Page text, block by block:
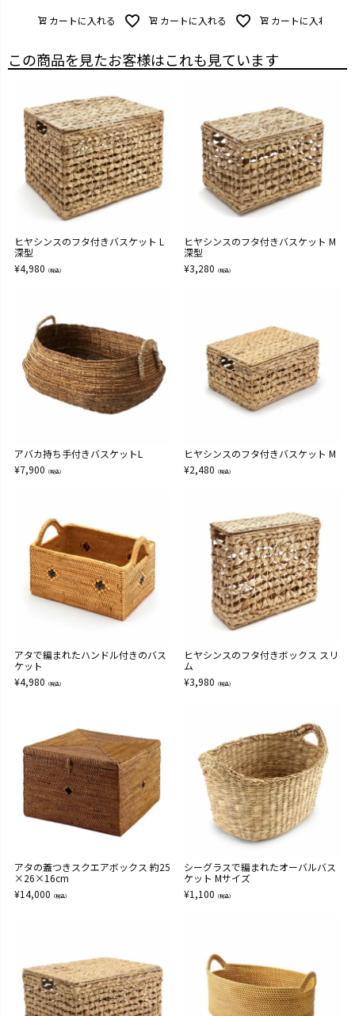
カートに入れる カートに入れる カートに入れる
この商品を見たお客様はこれも見ています
ヒヤシンスのフタ付きバスケット L
深型
¥4,980 （税込）
ヒヤシンスのフタ付きバスケット M
深型
¥3,280 （税込）
アバカ持ち手付きバスケットL
¥7,900 （税込）
ヒヤシンスのフタ付きバスケット M
¥2,480 （税込）
アタで編まれたハンドル付きのバス
ケット
¥4,980 （税込）
ヒヤシンスのフタ付きボックス スリ
ム
¥3,980 （税込）
アタの蓋つきスクエアボックス 約25
×26×16cm
¥14,000 （税込）
シーグラスで編まれたオーバルバス
ケット Mサイズ
¥1,100 （税込）